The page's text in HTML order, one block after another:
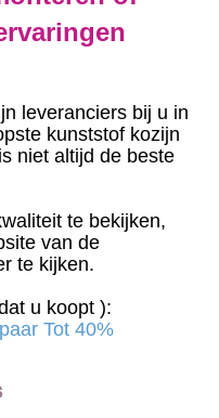
leveranciers bij u in
kunststof kozijn
niet altijd de beste
te bekijken,
van de
te kijken.
u koopt ):
Tot 40%‎